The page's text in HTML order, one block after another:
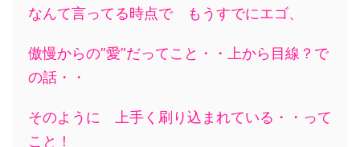
なんて言ってる時点で もうすでにエゴ、
傲慢からの”愛”だってこと・・上から目線？で
の話・・
そのように 上手く刷り込まれている・・って
こと！